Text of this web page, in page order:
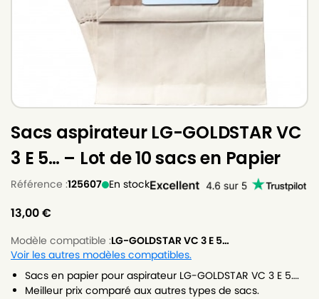
Sacs aspirateur LG-GOLDSTAR VC
3 E 5… – Lot de 10 sacs en Papier
Référence :125607 En stock
13,00€
Modèle compatible :LG-GOLDSTAR VC 3 E 5…
Voir les autres modèles compatibles.
Sacs en papier pour aspirateur LG-GOLDSTAR VC 3 E 5….
Meilleur prix comparé aux autres types de sacs.